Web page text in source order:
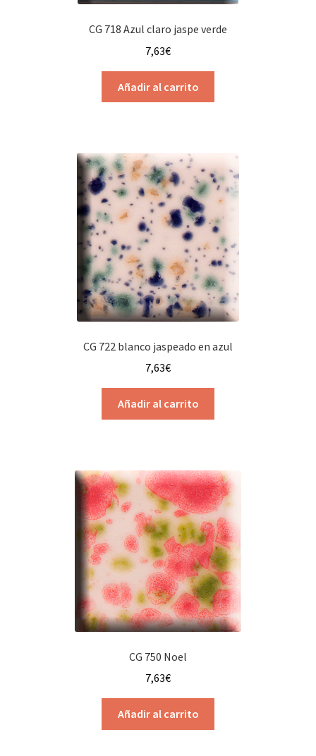
CG 718 Azul claro jaspe verde
7,63€
Añadir al carrito
CG 722 blanco jaspeado en azul
7,63€
Añadir al carrito
CG 750 Noel
7,63€
Añadir al carrito